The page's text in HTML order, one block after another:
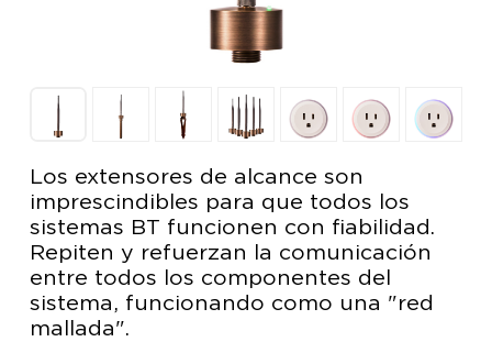
Los extensores de alcance son
imprescindibles para que todos los
sistemas BT funcionen con fiabilidad.
Repiten y refuerzan la comunicación
entre todos los componentes del
sistema, funcionando como una "red
mallada".